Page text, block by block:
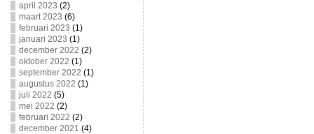
april 2023 (2)
maart 2023 (6)
februari 2023 (1)
januari 2023 (1)
december 2022 (2)
oktober 2022 (1)
september 2022 (1)
augustus 2022 (1)
juli 2022 (5)
mei 2022 (2)
februari 2022 (2)
december 2021 (4)